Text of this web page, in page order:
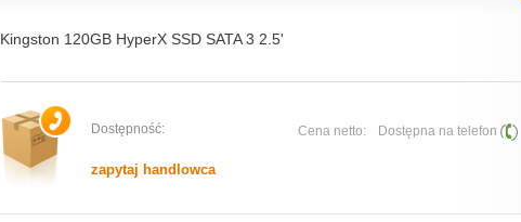
Kingston 120GB HyperX SSD SATA 3 2.5'
Dostępność:
zapytaj handlowca
Cena netto: Dostępna na telefon